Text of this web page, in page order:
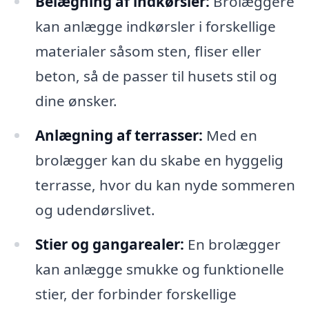
kan anlægge indkørsler i forskellige
materialer såsom sten, fliser eller
beton, så de passer til husets stil og
dine ønsker.
Anlægning af terrasser: Med en
brolægger kan du skabe en hyggelig
terrasse, hvor du kan nyde sommeren
og udendørslivet.
Stier og gangarealer: En brolægger
kan anlægge smukke og funktionelle
stier, der forbinder forskellige